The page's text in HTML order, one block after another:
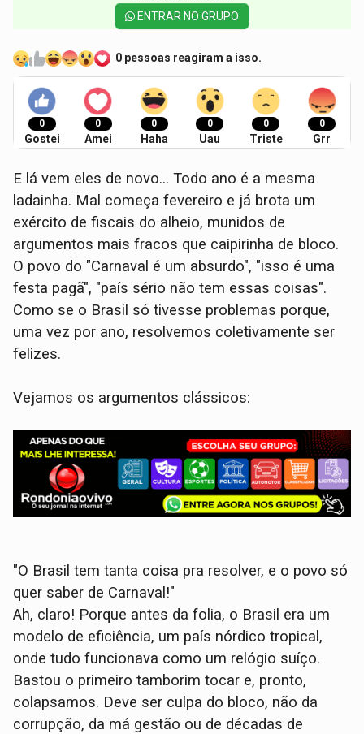
ENTRAR NO GRUPO
0 pessoas reagiram a isso.
0
Gostei
0
Amei
0
Haha
0
Uau
0
Triste
0
Grr
E lá vem eles de novo… Todo ano é a mesma
ladainha. Mal começa fevereiro e já brota um
exército de fiscais do alheio, munidos de
argumentos mais fracos que caipirinha de bloco.
O povo do "Carnaval é um absurdo", "isso é uma
festa pagã", "país sério não tem essas coisas".
Como se o Brasil só tivesse problemas porque,
uma vez por ano, resolvemos coletivamente ser
felizes.
Vejamos os argumentos clássicos:
"O Brasil tem tanta coisa pra resolver, e o povo só
quer saber de Carnaval!"
Ah, claro! Porque antes da folia, o Brasil era um
modelo de eficiência, um país nórdico tropical,
onde tudo funcionava como um relógio suíço.
Bastou o primeiro tamborim tocar e, pronto,
colapsamos. Deve ser culpa do bloco, não da
corrupção, da má gestão ou de décadas de